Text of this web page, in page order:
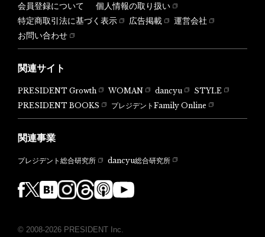
会員登録について
個人情報の取り扱い
特定商取引法に基づく表示
広告掲載
運営会社
お問い合わせ
関連サイト
PRESIDENT Growth WOMAN dancyu
STYLE
PRESIDENT BOOKS
プレジデントFamily Online
関連事業
プレジデント総合研究所 dancyu総合研究所
© 2008-2026 PRESIDENT Inc.